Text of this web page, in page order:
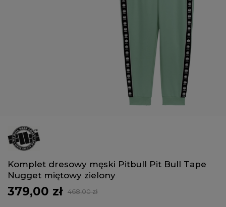
Komplet dresowy męski Pitbull Pit Bull Tape
Nugget miętowy zielony
379,00 zł 468,00 zł